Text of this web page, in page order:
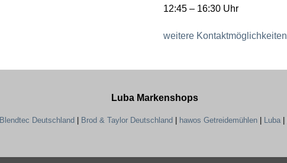
12:45 – 16:30 Uhr
weitere Kontaktmöglichkeiten
Luba Markenshops
Blendtec Deutschland Brod & Taylor Deutschland hawos Getreidemühlen Luba